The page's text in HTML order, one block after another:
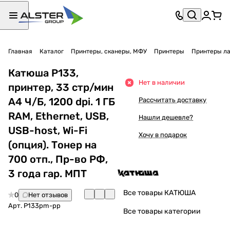
Главная Каталог Принтеры, сканеры, МФУ Принтеры Принтеры
Катюша P133,
принтер, 33 стр/мин
А4 Ч/Б, 1200 dpi. 1 ГБ
RAM, Ethernet, USB,
USB-host, Wi-Fi
(опция). Тонер на
700 отп., Пр-во РФ,
3 года гар. МПТ
0
Нет отзывов
Арт. P133pm-pp
Нет в наличии
Рассчитать доставку
Нашли дешевле?
Хочу в подарок
Все товары КАТЮША
Все товары категории